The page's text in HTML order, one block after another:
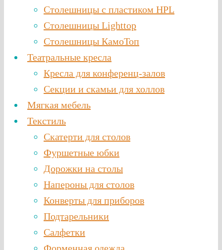
Столешницы c пластиком HPL
Столешницы Lighttop
Столешницы КамоТоп
Театральные кресла
Кресла для конференц-залов
Секции и скамьи для холлов
Мягкая мебель
Текстиль
Скатерти для столов
Фуршетные юбки
Дорожки на столы
Напероны для столов
Конверты для приборов
Подтарельники
Салфетки